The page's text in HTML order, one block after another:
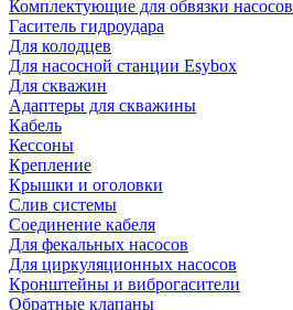
Комплектующие для обвязки насосов
Гаситель гидроудара
Для колодцев
Для насосной станции Esybox
Для скважин
Адаптеры для скважины
Кабель
Кессоны
Крепление
Крышки и оголовки
Слив системы
Соединение кабеля
Для фекальных насосов
Для циркуляционных насосов
Кронштейны и виброгасители
Обратные клапаны